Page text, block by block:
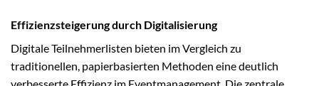
Effizienzsteigerung durch Digitalisierung
Digitale Teilnehmerlisten bieten im Vergleich zu
traditionellen, papierbasierten Methoden eine deutlich